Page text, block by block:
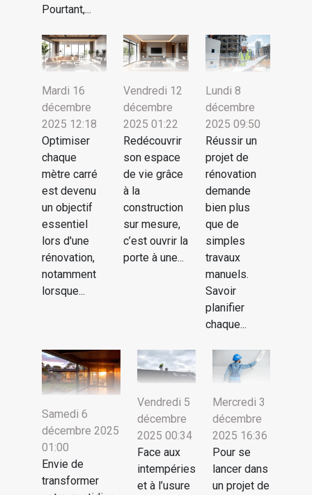
Pourtant,...
Mardi 16
décembre
2025 12:18
Optimiser
chaque
mètre carré
est devenu
un objectif
essentiel
lors d'une
rénovation,
notamment
lorsque...
Vendredi 12
décembre
2025 01:22
Redécouvrir
son espace
de vie grâce
à la
construction
sur mesure,
c’est ouvrir la
porte à une...
Lundi 8
décembre
2025 09:50
Réussir un
projet de
rénovation
demande
bien plus
que de
simples
travaux
manuels.
Savoir
planifier
chaque...
Samedi 6
décembre 2025
01:00
Envie de
transformer
Vendredi 5
décembre
2025 00:34
Face aux
intempéries
et à l’usure
Mercredi 3
décembre
2025 16:36
Pour se
lancer dans
un projet de